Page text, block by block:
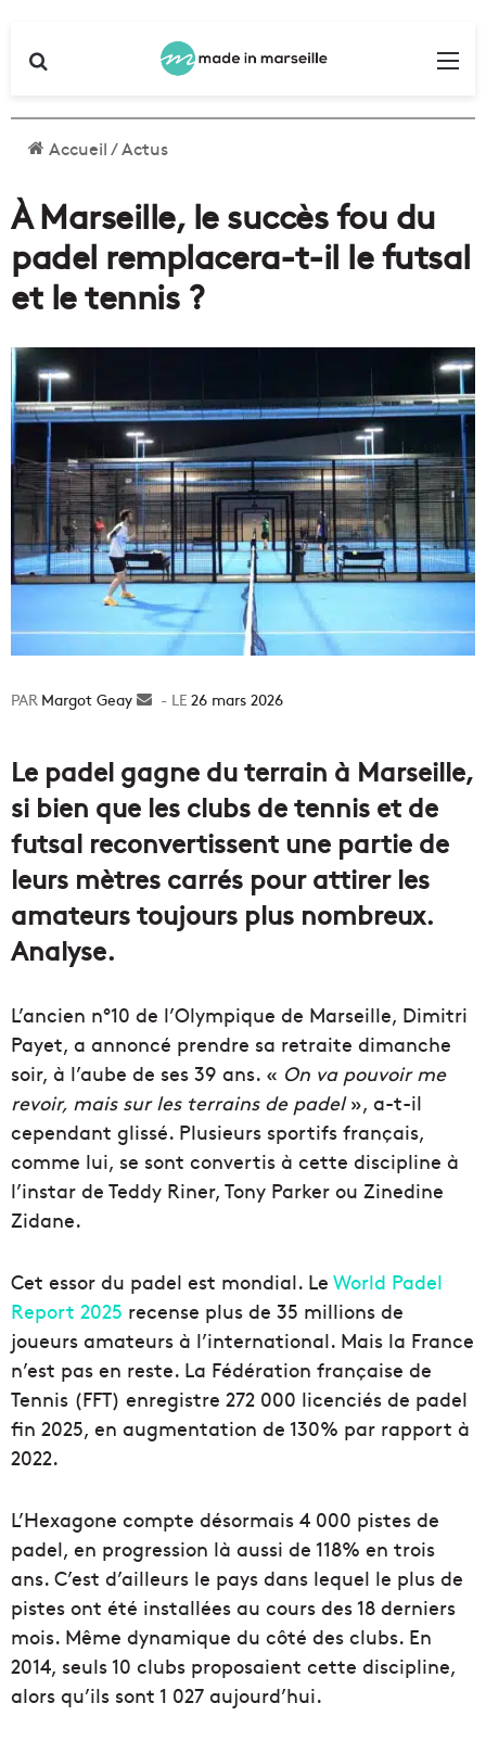
Accueil/Actus
À Marseille, le succès fou du
padel remplacera-t-il le futsal
et le tennis ?
Margot Geay
Envoyer26 mars 2026
Le padel gagne du terrain à Marseille,
si bien que les clubs de tennis et de
futsal reconvertissent une partie de
leurs mètres carrés pour attirer les
amateurs toujours plus nombreux.
Analyse.
L’ancien n°10 de l’Olympique de Marseille, Dimitri
Payet, a annoncé prendre sa retraite dimanche
soir, à l’aube de ses 39 ans. « On va pouvoir me
revoir, mais sur les terrains de padel», a-t-il
cependant glissé. Plusieurs sportifs français,
comme lui, se sont convertis à cette discipline à
l’instar de Teddy Riner, Tony Parker ou Zinedine
Zidane.
Cet essor du padel est mondial. Le World Padel
Report 2025 recense plus de 35 millions de
joueurs amateurs à l’international. Mais la France
n’est pas en reste. La Fédération française de
Tennis (FFT) enregistre 272 000 licenciés de padel
fin 2025, en augmentation de 130% par rapport à
2022.
L’Hexagone compte désormais 4 000 pistes de
padel, en progression là aussi de 118% en trois
ans. C’est d’ailleurs le pays dans lequel le plus de
pistes ont été installées au cours des 18 derniers
mois. Même dynamique du côté des clubs. En
2014, seuls 10 clubs proposaient cette discipline,
alors qu’ils sont 1 027 aujourd’hui.